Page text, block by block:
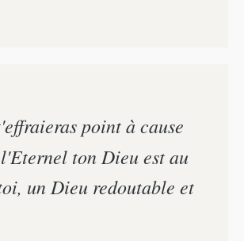
point à cause
ton Dieu est au
un Dieu redoutable et